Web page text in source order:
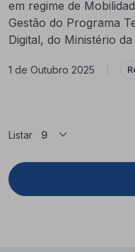
em regime de
Gestão do Programa
Digital, do Ministério
1 de Outubro 2025
Listar